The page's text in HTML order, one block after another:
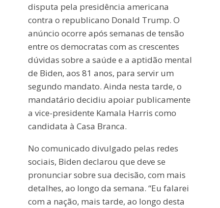
disputa pela presidência americana
contra o republicano Donald Trump. O
anúncio ocorre após semanas de tensão
entre os democratas com as crescentes
dúvidas sobre a saúde e a aptidão mental
de Biden, aos 81 anos, para servir um
segundo mandato. Ainda nesta tarde, o
mandatário decidiu apoiar publicamente
a vice-presidente Kamala Harris como
candidata à Casa Branca.
No comunicado divulgado pelas redes
sociais, Biden declarou que deve se
pronunciar sobre sua decisão, com mais
detalhes, ao longo da semana. “Eu falarei
com a nação, mais tarde, ao longo desta